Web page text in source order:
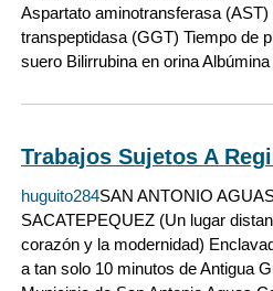
Aspartato aminotransferasa
transpeptidasa (GGT) Tiempo de
suero Bilirrubina en orina
Trabajos Sujetos A
huguito284SAN ANTONIO
SACATEPEQUEZ (Un lugar
corazón y la modernidad)
a tan solo 10 minutos de Antigua